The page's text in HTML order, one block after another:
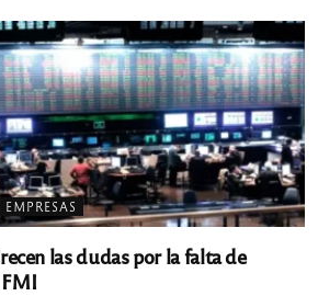
las dudas por la falta de